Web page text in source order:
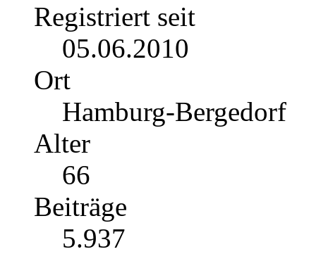
Registriert seit
05.06.2010
Ort
Hamburg-Bergedorf
Alter
66
Beiträge
5.937